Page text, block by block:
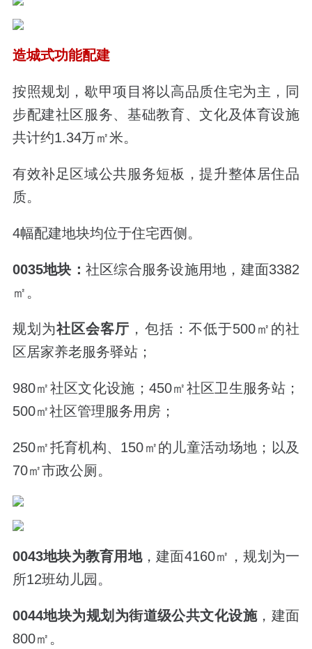
造城式功能配建
按照规划，歇甲项目将以高品质住宅为主，同
步配建社区服务、基础教育、文化及体育设施
共计约1.34万㎡米。
有效补足区域公共服务短板，提升整体居住品
质。
4幅配建地块均位于住宅西侧。
0035地块： 社区综合服务设施用地，建面3382
㎡。
规划为社区会客厅 ，包括：不低于500㎡的社
区居家养老服务驿站；
980㎡社区文化设施；450㎡社区卫生服务站；
500㎡社区管理服务用房；
250㎡托育机构、150㎡的儿童活动场地；以及
70㎡市政公厕。
0043地块为教育用地，建面4160㎡，规划为一
所12班幼儿园。
0044地块为规划为街道级公共文化设施，建面
800㎡。